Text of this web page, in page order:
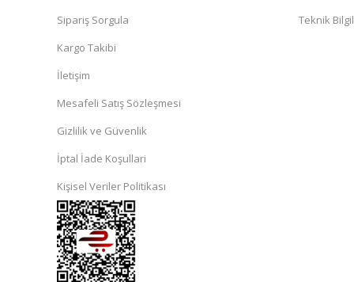
Sipariş Sorgula
Kargo Takibi
İletişim
Mesafeli Satış Sözleşmesi
Gizlilik ve Güvenlik
İptal İade Koşullari
Kişisel Veriler Politikası
Teknik